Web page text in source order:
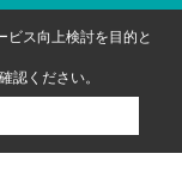
ビス向上検討を目的と
認ください。